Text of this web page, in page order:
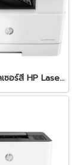
เครื่องพิมพ์เลเซอร์สี HP LaserJet MFP M42623dn